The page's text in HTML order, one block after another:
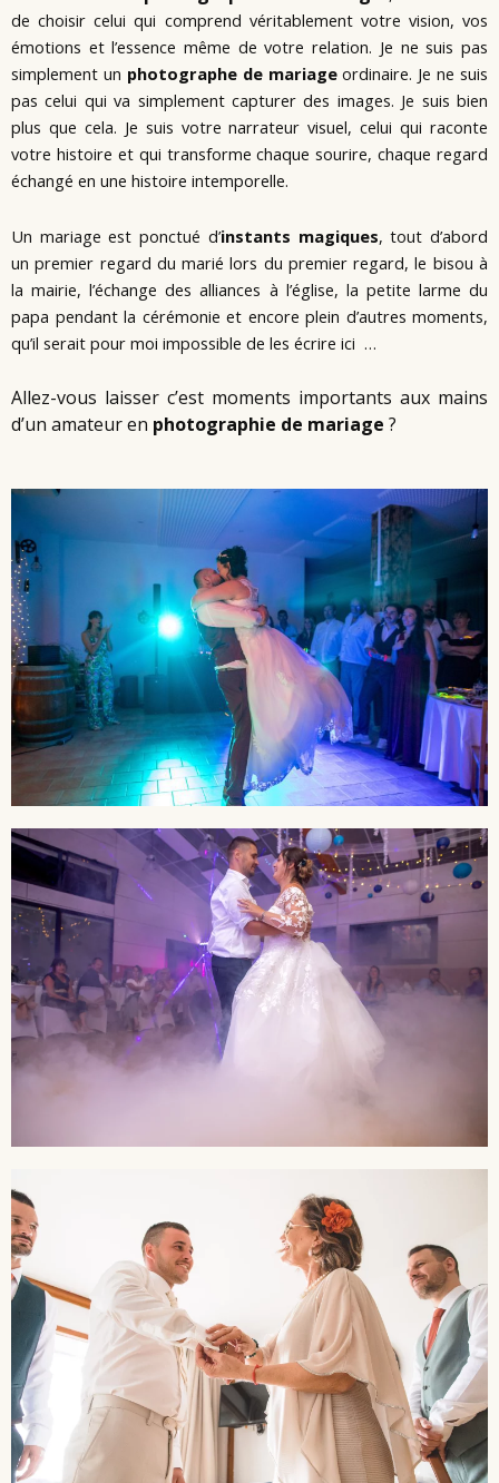
de choisir celui qui comprend véritablement votre vision, vos
émotions et l’essence même de votre relation. Je ne suis pas
simplement un photographe de mariage ordinaire. Je ne suis
pas celui qui va simplement capturer des images. Je suis bien
plus que cela. Je suis votre narrateur visuel, celui qui raconte
votre histoire et qui transforme chaque sourire, chaque regard
échangé en une histoire intemporelle.
Un mariage est ponctué d’instants magiques, tout d’abord
un premier regard du marié lors du premier regard, le bisou à
la mairie, l’échange des alliances à l’église, la petite larme du
papa pendant la cérémonie et encore plein d’autres moments,
qu’il serait pour moi impossible de les écrire ici …
Allez-vous laisser c’est moments importants aux mains
d’un amateur en photographie de mariage ?